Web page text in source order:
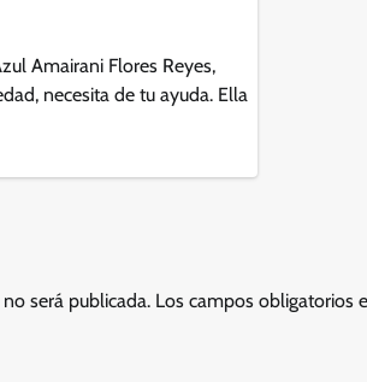
Amairani Flores Reyes,
necesita de tu ayuda. Ella
será publicada. Los campos obligatorios